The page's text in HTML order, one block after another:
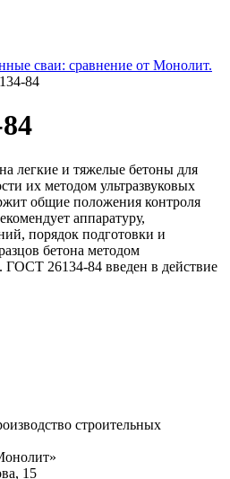
сваи: сравнение от Монолит.
84
легкие и тяжелые бетоны для
их методом ультразвуковых
общие положения контроля
аппаратуру,
порядок подготовки и
бетона методом
ГОСТ 26134-84 введен в действие
строительных
15